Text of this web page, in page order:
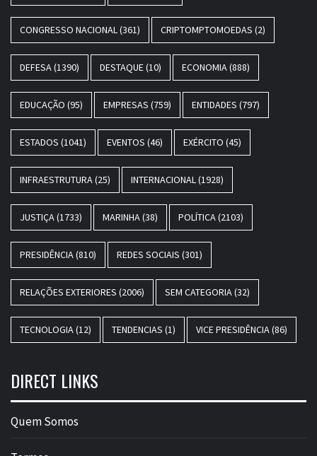
CONGRESSO NACIONAL (361) CRIPTOMPTOMOEDAS (2)
DEFESA (1390) DESTAQUE(10) ECONOMIA (888)
EDUCAÇÃO (95) EMPRESAS (759) ENTIDADES (797)
ESTADOS (1041) EVENTOS (46) EXÉRCITO (45)
INFRAESTRUTURA (25) INTERNACIONAL (1928)
JUSTIÇA (1733) MARINHA (38) POLÍTICA (2103)
PRESIDÊNCIA (810) REDES SOCIAIS (301)
RELAÇÕES EXTERIORES (2006) SEM CATEGORIA (32)
TECNOLOGIA (12) TENDENCIAS (1) VICE PRESIDÊNCIA (86)
DIRECT LINKS
Quem Somos